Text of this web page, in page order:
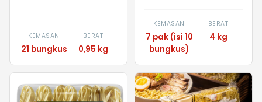
KEMASAN
21 bungkus
BERAT
0,95 kg
KEMASAN
7 pak (isi 10
bungkus)
BERAT
4 kg